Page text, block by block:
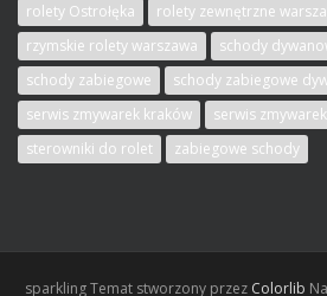
rolety Ostrołęka
rolety zewnętrzne
rzymskie rolety warszawa
schody
schody zabiegowe
schody zabiegowe
serwis zmywarek kraków
serwis
sterowniki do rolet
zabiegowe schody
sparklingTemat stworzony przez Colorlib